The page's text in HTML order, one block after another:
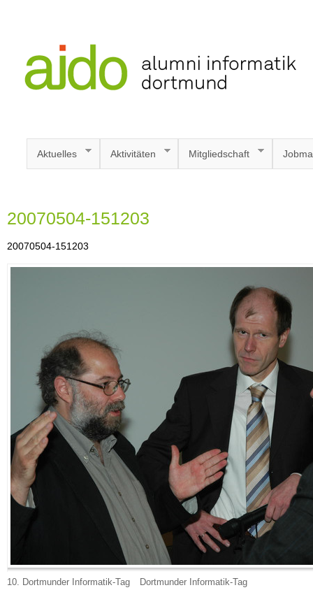
Aktuelles Aktivitäten Mitgliedschaft
20070504-151203
20070504-151203
10. Dortmunder Informatik-Tag
Dortmunder Informatik-Tag